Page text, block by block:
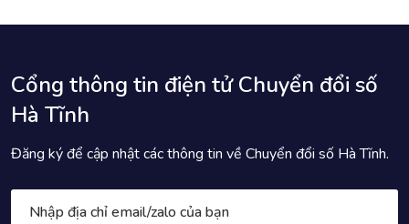
Cổng thông tin điện tử Chuyển đổi số
Hà Tĩnh
Đăng ký để cập nhật các thông tin về Chuyển đổi số Hà Tĩnh.